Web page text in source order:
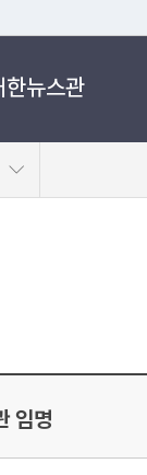
관리하는 누리집입니
한뉴스관
임명